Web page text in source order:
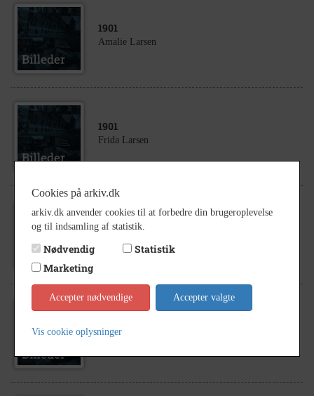
1901
Amalie Larsen
1901
Frida Larsen
1901
Rasmus Larsen
Cookies på arkiv.dk
arkiv.dk anvender cookies til at forbedre din brugeroplevelse
og til indsamling af statistik.
Nødvendig
Statistik
Marketing
Accepter nødvendige Accepter valgte
Vis cookie oplysninger